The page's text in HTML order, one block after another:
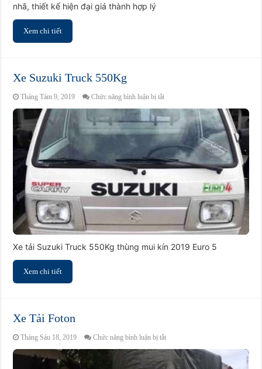
nhã, thiết kế hiện đại giá thành hợp lý
Xem chi tiết
Xe Suzuki Truck 550Kg
Tháng Tám 9, 2019 Chức năng bình luận bị tắtở
Xe
Suzuki
Truck
550Kg
Xe tải Suzuki Truck 550Kg thùng mui kín 2019 Euro 5
Xem chi tiết
Xe Tải Foton
Tháng Sáu 18, 2019 Chức năng bình luận bị tắtở
Xe